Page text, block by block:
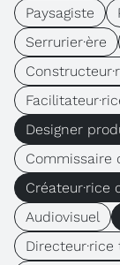
Paysagiste
Serrurier·ère
Designer
Commissaire
Créateur·rice
Audiovisuel